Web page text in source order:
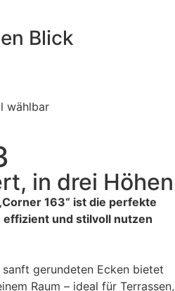
Blick
wählbar
in drei Höhen
163“ ist die perfekte
effizient und stilvoll nutzen
gerundeten Ecken bietet
Raum – ideal für Terrassen,